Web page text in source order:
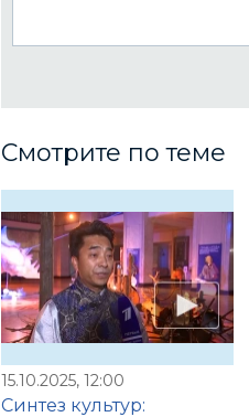
Смотрите по теме
15.10.2025, 12:00
Синтез культур: